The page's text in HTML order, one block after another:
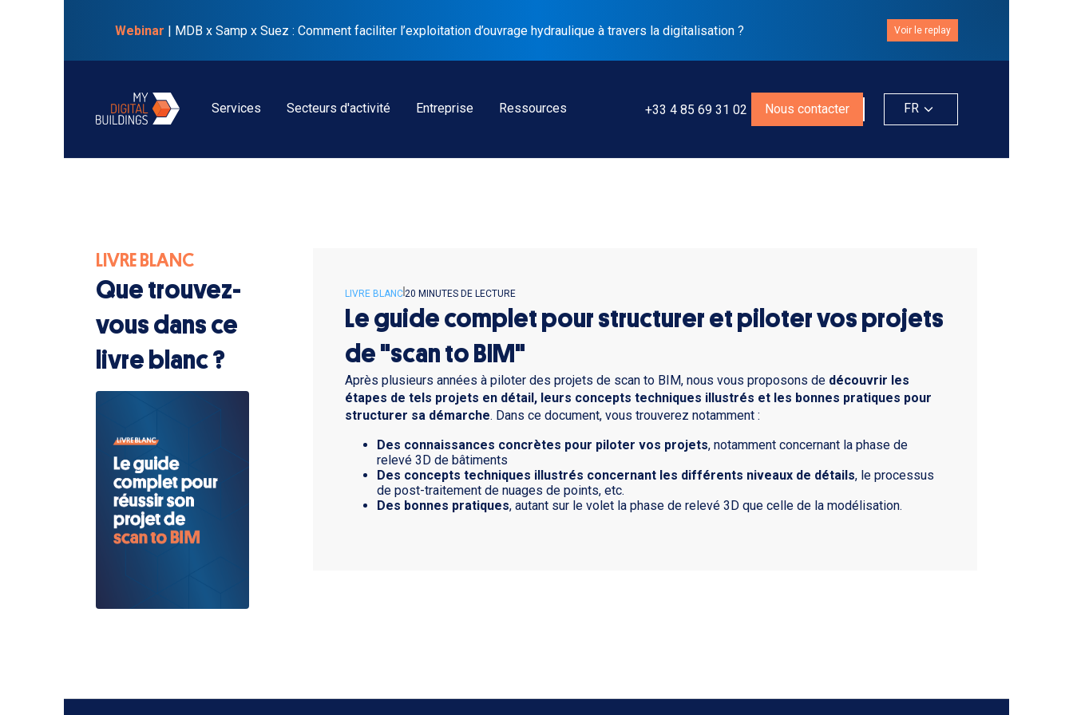
Webinar | MDB x Samp x Suez : Comment faciliter l’exploitation d’ouvrage hydraulique à travers la digitalisation ? Voir le replay
Services Secteurs d'activité Entreprise Ressources +33 4 85 69 31 02 Nous contacter FR
LIVRE BLANC
Que trouvez-
vous dans ce
livre blanc ?
LIVRE BLANC20 MINUTES DE LECTURE
Le guide complet pour structurer et piloter vos projets
de "scan to BIM"
Après plusieurs années à piloter des projets de scan to BIM, nous vous proposons de découvrir les
étapes de tels projets en détail, leurs concepts techniques illustrés et les bonnes pratiques pour
structurer sa démarche. Dans ce document, vous trouverez notamment :
Des connaissances concrètes pour piloter vos projets, notamment concernant la phase de
relevé 3D de bâtiments
Des concepts techniques illustrés concernant les différents niveaux de détails, le processus
de post-traitement de nuages de points, etc.
Des bonnes pratiques, autant sur le volet la phase de relevé 3D que celle de la modélisation.